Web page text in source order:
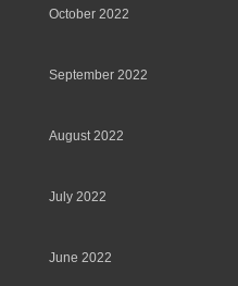
October 2022
September 2022
August 2022
July 2022
June 2022